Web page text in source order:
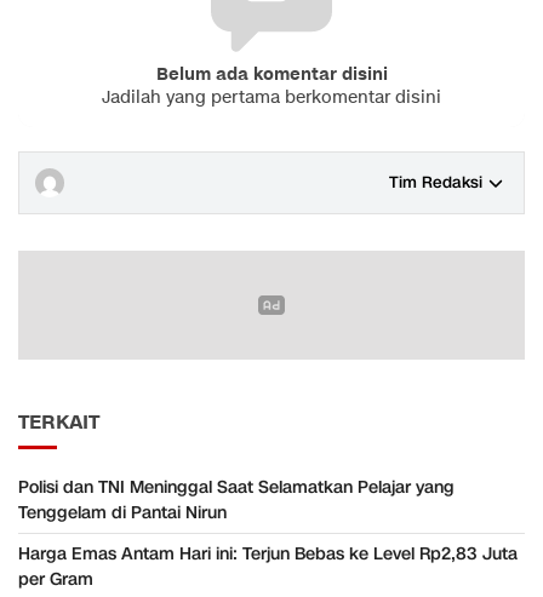
Belum ada komentar disini
Jadilah yang pertama berkomentar disini
Tim Redaksi
TERKAIT
Polisi dan TNI Meninggal Saat Selamatkan Pelajar yang
Tenggelam di Pantai Nirun
Harga Emas Antam Hari ini: Terjun Bebas ke Level Rp2,83 Juta
per Gram